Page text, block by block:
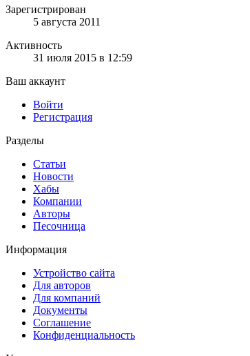
Зарегистрирован
5 августа 2011
Активность
31 июля 2015 в 12:59
Ваш аккаунт
Войти
Регистрация
Разделы
Статьи
Новости
Хабы
Компании
Авторы
Песочница
Информация
Устройство сайта
Для авторов
Для компаний
Документы
Соглашение
Конфиденциальность